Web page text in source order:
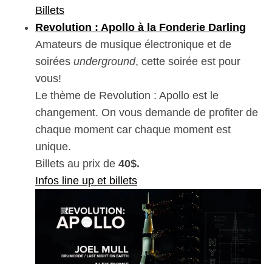
Billets
Revolution : Apollo à la Fonderie Darling
Amateurs de musique électronique et de
soirées underground, cette soirée est pour
vous!
Le thème de Revolution : Apollo est le
changement. On vous demande de profiter de
chaque moment car chaque moment est
unique.
Billets au prix de 40$.
Infos line up et billets